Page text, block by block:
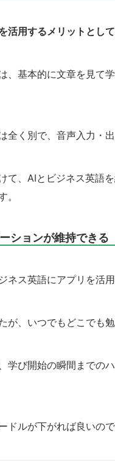
活用するメリットとし
、基本的に文章を見て
全く別で、音声入力・
て、AIとビジネス英語
。
ションが維持できる
ネス英語にアプリを活用
が、いつでもどこでも
学び開始の瞬間までの
ドルが下がれば良いの